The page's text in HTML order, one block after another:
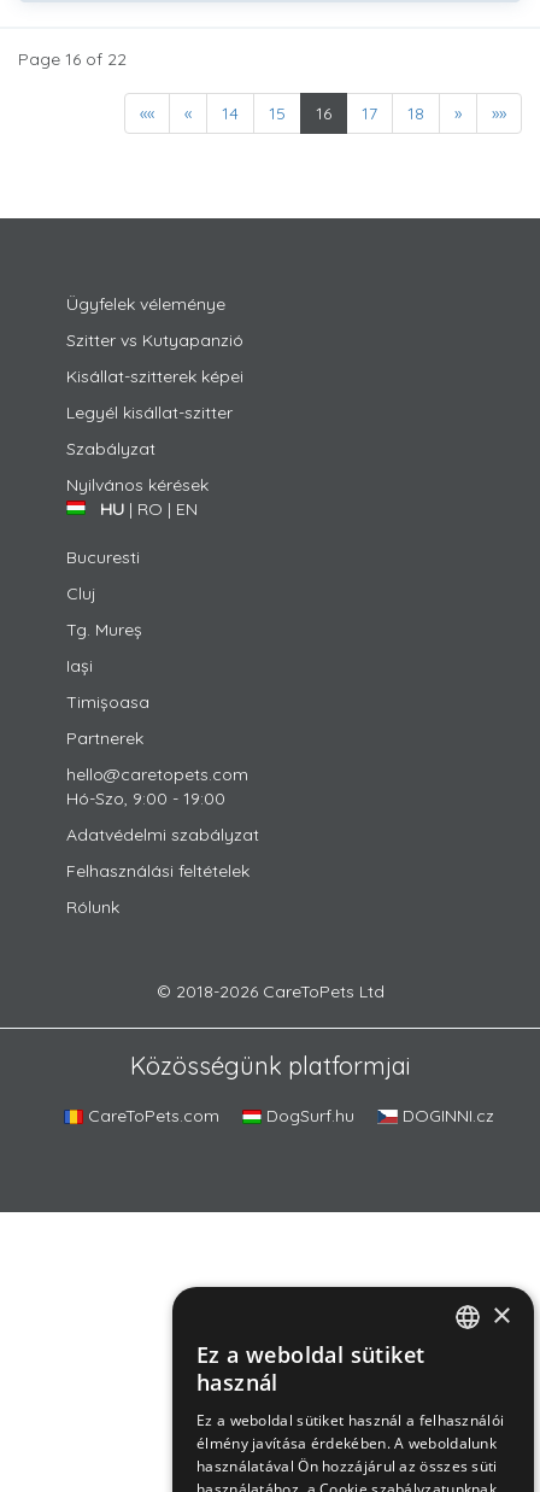
Page 16 of 22
«« « 14 15 16 17 18 » »»
Ügyfelek véleménye
Szitter vs Kutyapanzió
Kisállat-szitterek képei
Legyél kisállat-szitter
Szabályzat
Nyilvános kérések
HU | RO | EN
Bucuresti
Cluj
Tg. Mureș
Iași
Timișoasa
Partnerek
hello@caretopets.com
Hó-Szo, 9:00 - 19:00
Adatvédelmi szabályzat
Felhasználási feltételek
Rólunk
© 2018-2026 CareToPets Ltd
Közösségünk platformjai
CareToPets.com DogSurf.hu DOGINNI.cz
HUNGARIAN
×
Ez a weboldal sütiket
használ
Ez a weboldal sütiket használ a felhasználói
élmény javítása érdekében. A weboldalunk
használatával Ön hozzájárul az összes süti